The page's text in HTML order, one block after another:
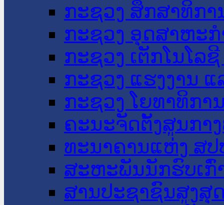
ກະຊວງ ສຶກສາທິກາ
ກະຊວງ ອຸດສາຫະ
ກະຊວງ ເຕັກໂນໂລ
ກະຊວງ ແຮງງານ
ກະຊວງ ໂຍທາທິກາ
ຄະນະຈັດຕັ້ງສູນກາ
ທະນາຄານແຫ່ງ ສປ
ສະຫະພັນນັກຮົບເກົ່
ສານປະຊາຊົນສູງສຸ